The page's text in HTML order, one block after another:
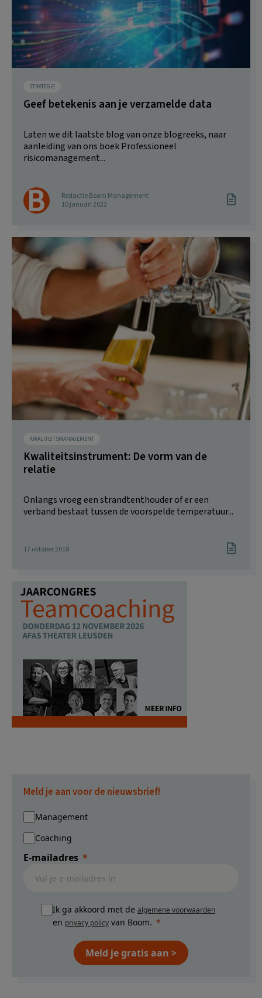
STRATEGIE
Geef betekenis aan je verzamelde data
Laten we dit laatste blog van onze blogreeks, naar
aanleiding van ons boek Professioneel
risicomanagement...
Redactie Boom Management
10 januari 2022
KWALITEITSMANAGEMENT
Kwaliteitsinstrument: De vorm van de
relatie
Onlangs vroeg een strandtenthouder of er een
verband bestaat tussen de voorspelde temperatuur...
17 oktober 2018
Meld je aan voor de nieuwsbrief!
Management
Coaching
E-mailadres
Ik ga akkoord met de algemene voorwaarden
en privacy policy van Boom.
Meld je gratis aan >